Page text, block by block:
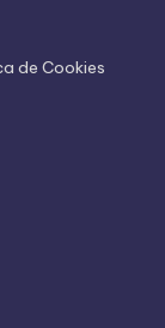
de Cookies